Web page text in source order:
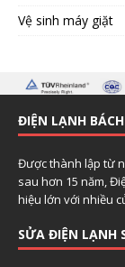
Vệ sinh máy giặt
ĐIỆN LẠNH
Được thành lập từ
sau hơn 15 năm,
hiệu lớn với nhiều
SỬA ĐIỆN LẠNH